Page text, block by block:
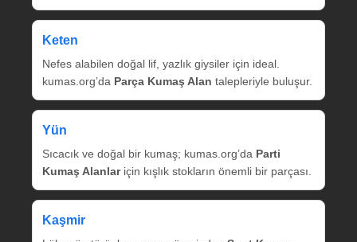
Keten
Nefes alabilen doğal lif, yazlık giysiler için ideal.
kumas.org’da Parça Kumaş Alan talepleriyle buluşur.
Yün
Sıcacık ve doğal bir kumaş; kumas.org’da Parti
Kumaş Alanlariçin kışlık stokların önemli bir parçası.
Kaşmir